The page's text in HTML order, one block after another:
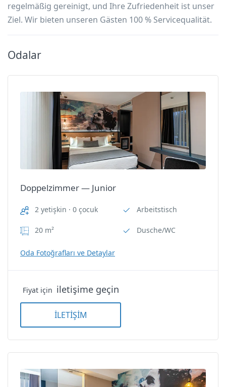
regelmäßig gereinigt, und Ihre Zufriedenheit ist unser
Ziel. Wir bieten unseren Gästen 100 % Servicequalität.
Odalar
Doppelzimmer — Junior
2 yetişkin · 0 çocuk
20 m²
Arbeitstisch
Dusche/WC
Oda Fotoğrafları ve Detaylar
Doppelzimmer — Junior
Fiyat için iletişime geçin
İLETİŞİM